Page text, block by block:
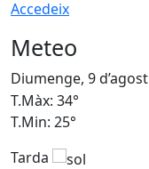
Accedeix
Meteo
Diumenge, 9 d’agost
T.Màx: 34°
T.Min: 25°
Tarda